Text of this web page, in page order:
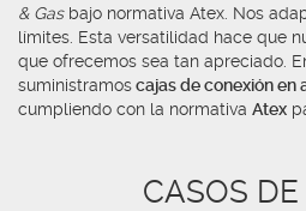
& Gasbajo normativa Atex. Nos
límites. Esta versatilidad hace que
que ofrecemos sea tan apreciado.
suministramoscajas de conexión en
cumpliendo con la normativa Atex
CASOS DE